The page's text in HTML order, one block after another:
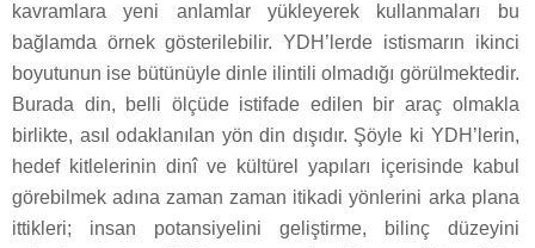
kavramlara yeni anlamlar yükleyerek kullanmaları bu
bağlamda örnek gösterilebilir. YDH’lerde istismarın ikinci
boyutunun ise bütünüyle dinle ilintili olmadığı görülmektedir.
Burada din, belli ölçüde istifade edilen bir araç olmakla
birlikte, asıl odaklanılan yön din dışıdır. Şöyle ki YDH’lerin,
hedef kitlelerinin dinî ve kültürel yapıları içerisinde kabul
görebilmek adına zaman zaman itikadi yönlerini arka plana
ittikleri; insan potansiyelini geliştirme, bilinç düzeyini